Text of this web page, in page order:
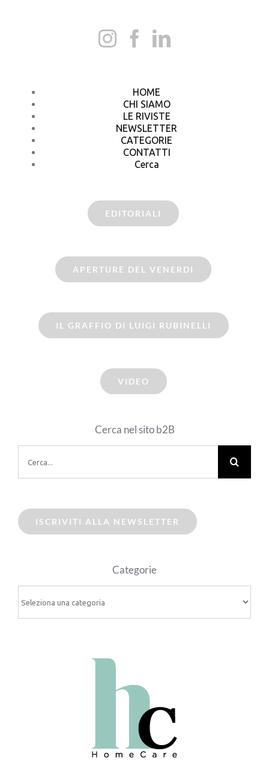
HOME
CHI SIAMO
LE RIVISTE
NEWSLETTER
CATEGORIE
CONTATTI
Cerca
EDITORIALI
APERTURE DEL VENERDI
IL GRAFFIO DI LUIGI RUBINELLI
VIDEO
Cerca nel sito b2B
per:
ISCRIVITI ALLA NEWSLETTER
Categorie